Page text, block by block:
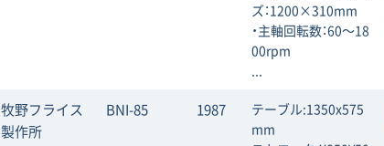
ズ：1200×310mm
・主軸回転数：60〜18
00rpm
...
牧野フライス
製作所
BNI-85 1987
テーブル:1350x575
mm